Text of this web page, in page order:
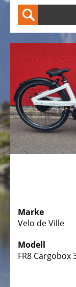
Kinder
DAS
-
PEDELEC
25
Assistent
Elektro
Kinder
Marke
Velo de Ville
Modell
FR8 Cargobox